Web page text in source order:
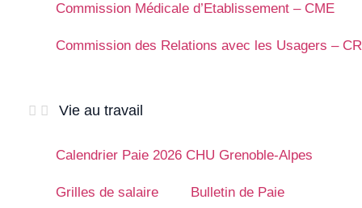
Commission Médicale d’Etablissement – CME
Commission des Relations avec les Usagers –
Vie au travail
Calendrier Paie 2026 CHU Grenoble-Alpes
Grilles de salaire Bulletin de Paie